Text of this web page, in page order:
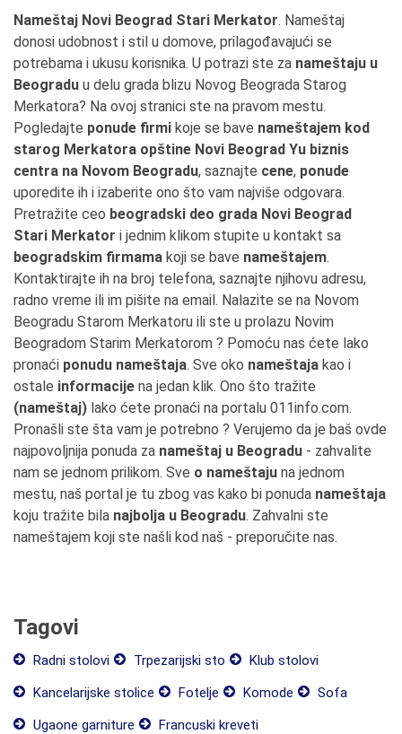
Nameštaj Novi Beograd Stari Merkator. Nameštaj
donosi udobnost i stil u domove, prilagođavajući se
potrebama i ukusu korisnika. U potrazi ste za nameštaju u
Beogradu u delu grada blizu Novog Beograda Starog
Merkatora? Na ovoj stranici ste na pravom mestu.
Pogledajte ponude firmi koje se bave nameštajem kod
starog Merkatora opštine Novi Beograd Yu biznis
centra na Novom Beogradu, saznajte cene, ponude
uporedite ih i izaberite ono što vam najviše odgovara.
Pretražite ceo beogradski deo grada Novi Beograd
Stari Merkator i jednim klikom stupite u kontakt sa
beogradskim firmama koji se bave nameštajem.
Kontaktirajte ih na broj telefona, saznajte njihovu adresu,
radno vreme ili im pišite na email. Nalazite se na Novom
Beogradu Starom Merkatoru ili ste u prolazu Novim
Beogradom Starim Merkatorom ? Pomoću nas ćete lako
pronaći ponudu nameštaja. Sve oko nameštaja kao i
ostale informacije na jedan klik. Ono što tražite
(nameštaj) lako ćete pronaći na portalu 011info.com.
Pronašli ste šta vam je potrebno ? Verujemo da je baš ovde
najpovoljnija ponuda za nameštaj u Beogradu - zahvalite
nam se jednom prilikom. Sve o nameštaju na jednom
mestu, naš portal je tu zbog vas kako bi ponuda nameštaja
koju tražite bila najbolja u Beogradu. Zahvalni ste
nameštajem koji ste našli kod naš - preporučite nas.
Tagovi
Radni stolovi Trpezarijski sto
Klub stolovi
Kancelarijske stolice
Fotelje Komode
Sofa
Ugaone garniture
Francuski kreveti